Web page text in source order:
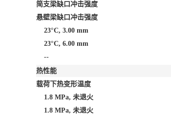
简支梁缺口冲击强度
悬壁梁缺口冲击强度
23°C, 3.00 mm
23°C, 6.00 mm
--
热性能
载荷下热变形温度
1.8 MPa, 未退火
1.8 MPa, 未退火